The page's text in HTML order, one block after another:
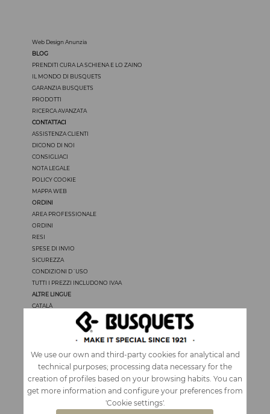
We use our own and third-party cookies for analytical and
technical purposes; processing data necessary for the
creation of profiles based on your browsing habits. You can
get more information and configure your preferences from
'Cookie settings'.
Web Design Anunzia
BLOG
PRENDITI CURA LA SCHIENA E LO ZAINO
IL MONDO DI BUSQUETS
GARANZIA BUSQUETS
PRODOTTI
RICERCA AVANZATA
CONTATTACI
ASSISTENZA CLIENTI
DICONO DI NOI
CONSIGLIACI
NOTA LEGALE
POLICY COOKIE
MAPPA WEB
ORDINI
AREA PROFESSIONALE
ORDINI
RESI
SPESE DI INVIO
SICUREZZA
CONDIZIONI D´USO
TUTTI I PREZZI INCLUDONO IVAA
ALTRE LINGUE
CATALÀ
PORTUGUÊS